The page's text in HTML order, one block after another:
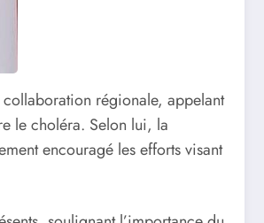
régionale, appelant
le choléra. Selon lui, la
encouragé les efforts visant